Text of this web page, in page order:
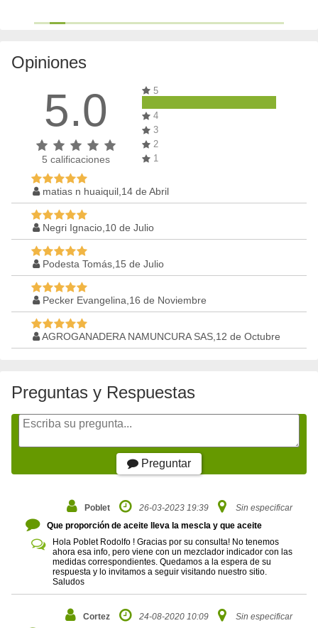
Opiniones
5.0
5 calificaciones
5
4
3
2
1
matias n huaiquil,14 de Abril
Negri Ignacio,10 de Julio
Podesta Tomás,15 de Julio
Pecker Evangelina,16 de Noviembre
AGROGANADERA NAMUNCURA SAS,12 de Octubre
Preguntas y Respuestas
Preguntar
Poblet 26-03-2023 19:39
Sin especificar
Que proporción de aceite lleva la mescla y que aceite
Hola Poblet Rodolfo ! Gracias por su consulta! No tenemos
ahora esa info, pero viene con un mezclador indicador con las
medidas correspondientes. Quedamos a la espera de su
respuesta y lo invitamos a seguir visitando nuestro sitio.
Saludos
Cortez 24-08-2020 10:09
Sin especificar